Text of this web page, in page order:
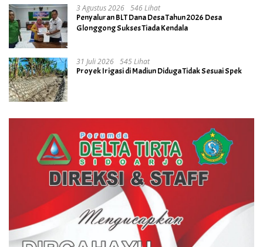
3 Agustus 2026 546 Lihat
Penyaluran BLT Dana Desa Tahun 2026 Desa
Glonggong Sukses Tiada Kendala
31 Juli 2026 545 Lihat
Proyek Irigasi di Madiun Diduga Tidak Sesuai Spek